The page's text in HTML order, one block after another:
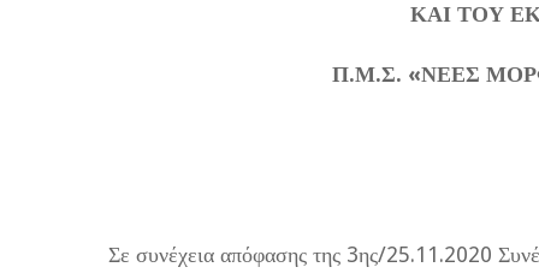
ΚΑΙ ΤΟΥ
Π.Μ.Σ. «ΝΕΕΣ
Σε συνέχεια απόφασης της 3ης/25.11.2020